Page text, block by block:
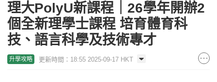
理大PolyU新課程｜26學年開辦2
個全新理學士課程 培育體育科
技、語言科學及技術專才
升學攻略 更新時間：18:55 2025-09-17 HKT